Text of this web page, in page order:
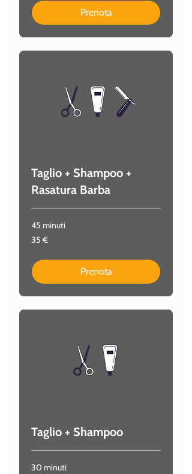
Prenota
Taglio + Shampoo +
Rasatura Barba
45 minuti
35
euro
35 €
Prenota
Taglio + Shampoo
30 minuti